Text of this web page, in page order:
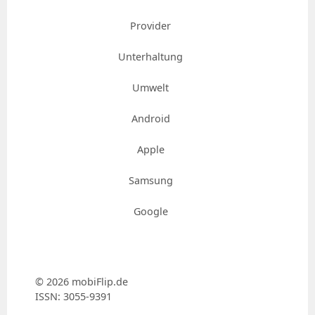
Provider
Unterhaltung
Umwelt
Android
Apple
Samsung
Google
© 2026 mobiFlip.de
ISSN: 3055-9391